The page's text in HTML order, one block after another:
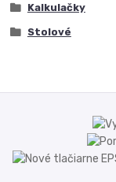
Kalkulačky
Stolové